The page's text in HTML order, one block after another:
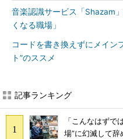
音楽認識サービス「Shazam
くなる職場」
コードを書き換えずにメイン
ト”のススメ
記事ランキング
「こんなはず
場”に幻滅して辞